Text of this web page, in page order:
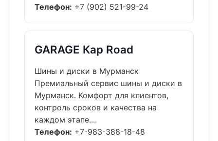
Телефон: +7 (902) 521-99-24
GARAGE Кар Road
Шины и диски в Мурманск
Премиальный сервис шины и диски в
Мурманск. Комфорт для клиентов,
контроль сроков и качества на
каждом этапе....
Телефон: +7-983-388-18-48